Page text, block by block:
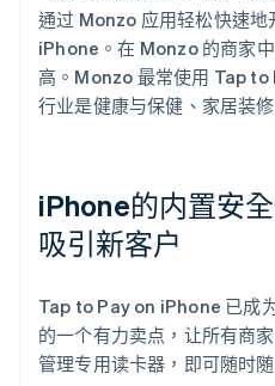
通过 Monzo 应用轻松快速
iPhone。在 Monzo 的商家
高。Monzo 最常使用 Tap
行业是健康与保健、家居装
iPhone的内置安
吸引新客户
Tap to Pay on iPhone 已成
的一个有力卖点，让所有商
管理专用读卡器，即可随时随